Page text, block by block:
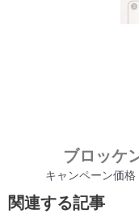
ブロッケ
キャンペーン価
関連する記事